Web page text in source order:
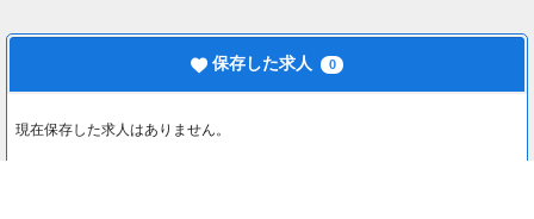
保存した求人 0
現在保存した求人はありません。